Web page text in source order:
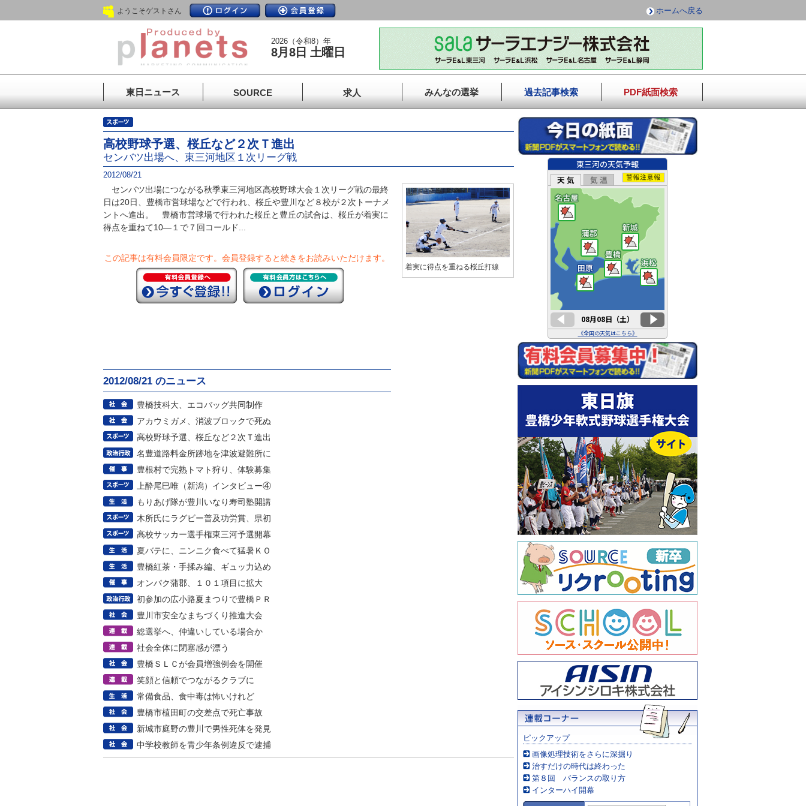
ようこそゲストさん ホームへ戻る
2026（令和8）年
8月8日 土曜日
東日ニュース SOURCE 求人 みんなの選挙 過去記事検索 PDF紙面検索
高校野球予選、桜丘など２次Ｔ進出
センバツ出場へ、東三河地区１次リーグ戦
2012/08/21
センバツ出場につながる秋季東三河地区高校野球大会１次リーグ戦の最終
日は20日、豊橋市営球場などで行われ、桜丘や豊川など８校が２次トーナメ
ントへ進出。 豊橋市営球場で行われた桜丘と豊丘の試合は、桜丘が着実に
得点を重ねて10―１で７回コールド...
この記事は有料会員限定です。 会員登録すると続きをお読みいただけます。
2012/08/21 のニュース
豊橋技科大、エコバッグ共同制作
アカウミガメ、消波ブロックで死ぬ
高校野球予選、桜丘など２次Ｔ進出
名豊道路料金所跡地を津波避難所に
豊根村で完熟トマト狩り、体験募集
上酔尾巳唯（新潟）インタビュー④
もりあげ隊が豊川いなり寿司塾開講
木所氏にラグビー普及功労賞、県初
高校サッカー選手権東三河予選開幕
夏バテに、ニンニク食べて猛暑ＫＯ
豊橋紅茶・手揉み編、ギュッ力込め
オンパク蒲郡、１０１項目に拡大
初参加の広小路夏まつりで豊橋ＰＲ
豊川市安全なまちづくり推進大会
総選挙へ、仲違いしている場合か
社会全体に閉塞感が漂う
豊橋ＳＬＣが会員増強例会を開催
笑顔と信頼でつながるクラブに
常備食品、食中毒は怖いけれど
豊橋市植田町の交差点で死亡事故
新城市庭野の豊川で男性死体を発見
中学校教師を青少年条例違反で逮捕
着実に得点を重ねる桜丘打線
ピックアップ
画像処理技術をさらに深掘り
治すだけの時代は終わった
第８回 バランスの取り方
インターハイ開幕